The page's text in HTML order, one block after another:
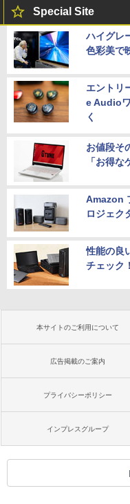
Special Site
ハイグレ
色彩美で
エントリ
e Audio
く
お値段そ
「お得な
Amazon
ロジェク
性能の良
チェック！
本サイトのご利用について
広告掲載のご案内
プライバシーポリシー
インプレスグループ